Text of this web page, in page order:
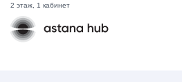
2 этаж, 1 кабинет